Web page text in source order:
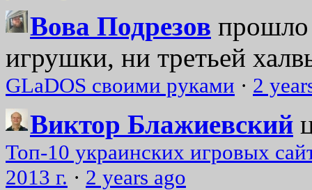
Вова Подрезов прошло
игрушки, ни третьей
GLaDOS своими руками · 2
Виктор Блажиевский
Топ-10 украинских игровых
2013 г. · 2 years ago